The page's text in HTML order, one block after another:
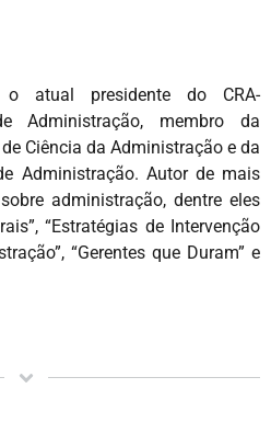
atual presidente do CRA-
Administração, membro da
Ciência da Administração e da
Administração. Autor de mais
administração, dentre eles
“Estratégias de Intervenção
“Gerentes que Duram” e